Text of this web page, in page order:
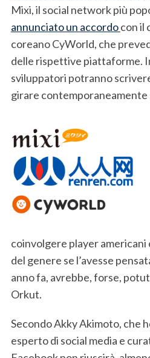
Mixi, il social network più
annunciato un accordocon il
coreano CyWorld, che
delle rispettive piattaforme.
sviluppatori potranno
girare contemporaneamente
coinvolgere player americani
del genere se l’avesse
anno fa, avrebbe, forse,
Orkut.
Secondo Akky Akimoto, che
esperto di social media e